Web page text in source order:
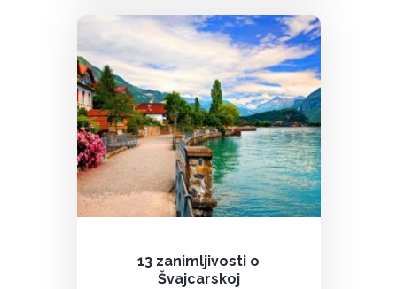
13 zanimljivosti o
Švajcarskoj